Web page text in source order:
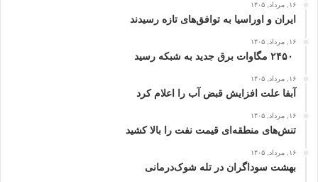
۱۶, مرداد, ۱۴۰۵
ایران و اوراسیا به توافق‌های تازه رسیدند
۱۶, مرداد, ۱۴۰۵
۱۶, مرداد, ۱۴۰۵
آبفا علت افزایش قبض آب را اعلام کرد
۱۶, مرداد, ۱۴۰۵
تنش‌های منطقه‌ای قیمت نفت را بالا کشید
۱۶, مرداد, ۱۴۰۵
بهشت سوداگران در تله شوک‌درمانی